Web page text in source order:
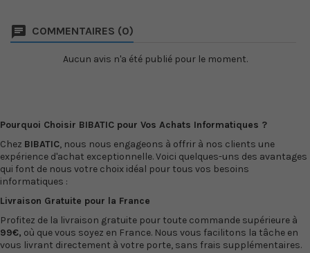
cartouches d'encre couleur
XL (cyan, magenta et jaune).
Ces cartouches sont
(C13T18014022) Epson 18
COMMENTAIRES (0)
Aucun avis n'a été publié pour le moment.
Pourquoi Choisir BIBATIC pour Vos Achats Informatiques ?
Chez BIBATIC, nous nous engageons à offrir à nos clients une
expérience d'achat exceptionnelle. Voici quelques-uns des avantages
qui font de nous votre choix idéal pour tous vos besoins
informatiques :
Livraison Gratuite pour la France
Profitez de la livraison gratuite pour toute commande supérieure à
99€, où que vous soyez en France. Nous vous facilitons la tâche en
vous livrant directement à votre porte, sans frais supplémentaires.